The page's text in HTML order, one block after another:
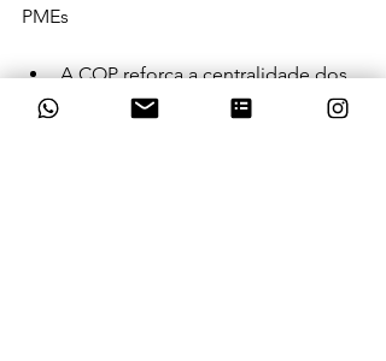
PMEs
A COP reforça a centralidade dos
oceanos no debate climático. A